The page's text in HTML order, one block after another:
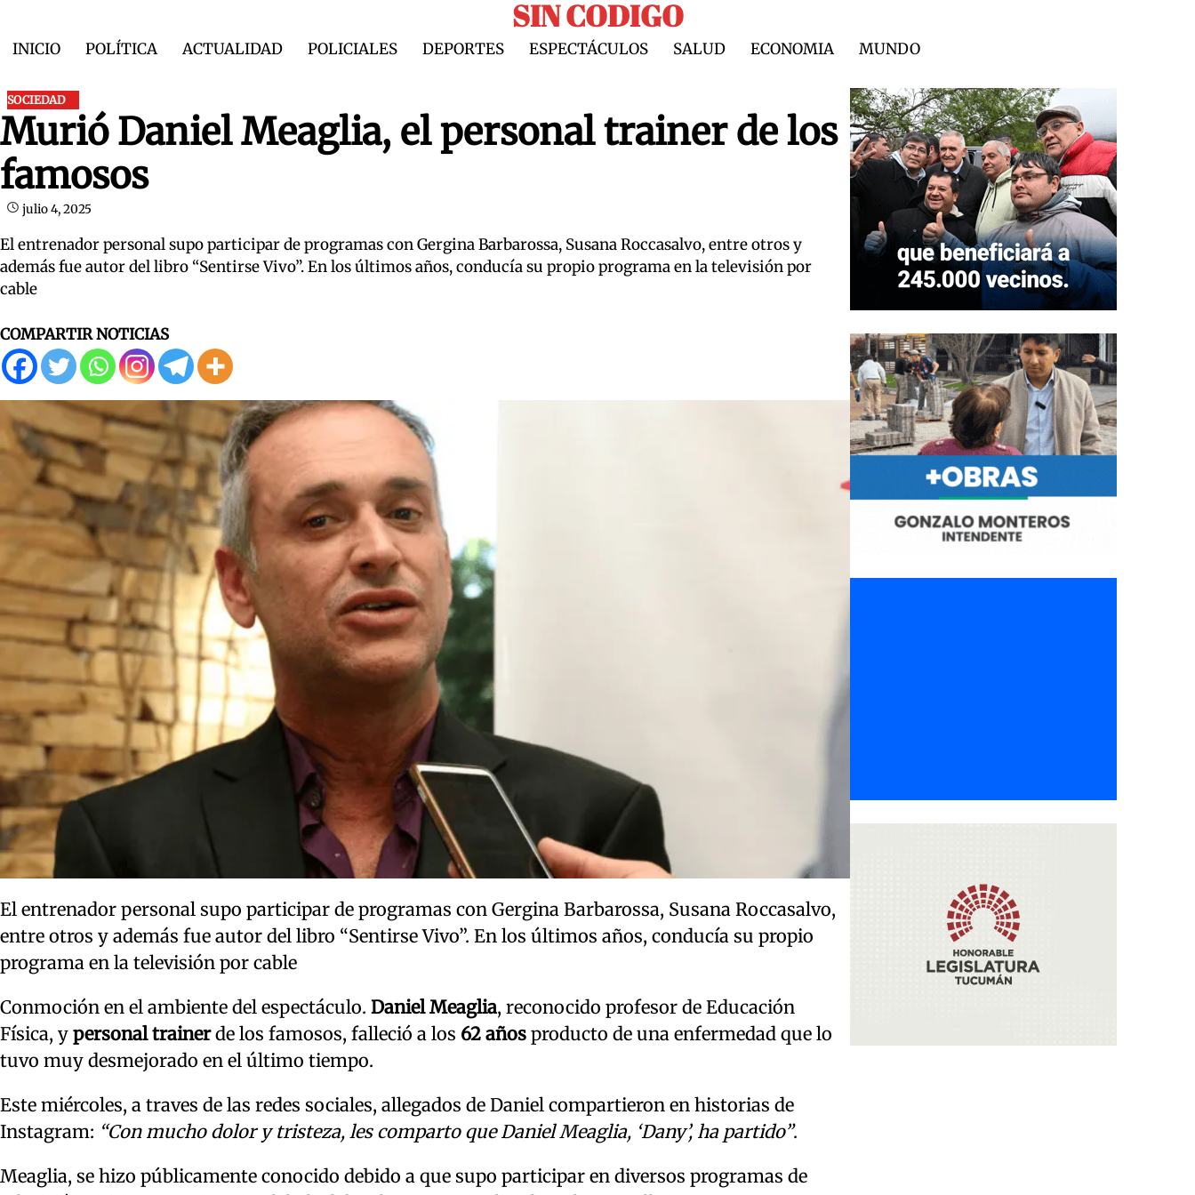
content
SIN CODIGO
INICIO POLÍTICA ACTUALIDAD POLICIALES DEPORTES ESPECTÁCULOS SALUD ECONOMIA MUNDO
SOCIEDAD
Murió Daniel Meaglia, el personal trainer de los
famosos
julio 4, 2025
El entrenador personal supo participar de programas con Gergina Barbarossa, Susana Roccasalvo, entre otros y
además fue autor del libro “Sentirse Vivo”. En los últimos años, conducía su propio programa en la televisión por
cable
COMPARTIR NOTICIAS
El entrenador personal supo participar de programas con Gergina Barbarossa, Susana Roccasalvo,
entre otros y además fue autor del libro “Sentirse Vivo”. En los últimos años, conducía su propio
programa en la televisión por cable
Conmoción en el ambiente del espectáculo. Daniel Meaglia, reconocido profesor de Educación
Física, y personal trainerde los famosos, falleció a los 62 años producto de una enfermedad que lo
tuvo muy desmejorado en el último tiempo.
Este miércoles, a traves de las redes sociales, allegados de Daniel compartieron en historias de
Instagram: “Con mucho dolor y tristeza, les comparto que Daniel Meaglia, ‘Dany’, ha partido”.
Meaglia, se hizo públicamente conocido debido a que supo participar en diversos programas de